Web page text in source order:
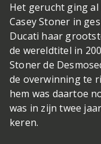
Het gerucht ging
Casey Stoner in
Ducati haar
de wereldtitel in
Stoner de
de overwinning te
hem was daartoe
was in zijn twee
keren.